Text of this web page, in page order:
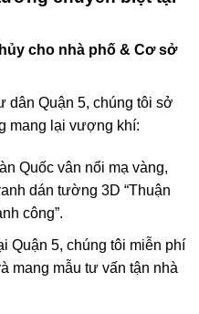
cho nhà phố & Cơ sở
dân Quận 5, chúng tôi sở
mang lại vượng khí:
Quốc vân nổi mạ vàng,
dán tường 3D “Thuận
công”.
Quận 5, chúng tôi miễn phí
mang mẫu tư vấn tận nhà